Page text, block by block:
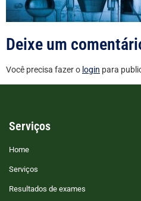
Deixe um
Você precisa fazer o login para
Serviços
Home
Serviços
Resultados de exames